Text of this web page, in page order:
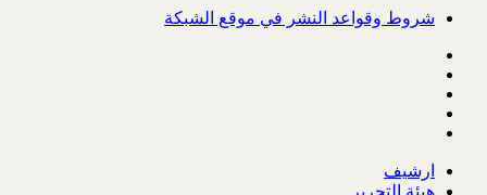
شروط وقواعد النشر في موقع الشبكة
ارشيف
هيئة التحرير